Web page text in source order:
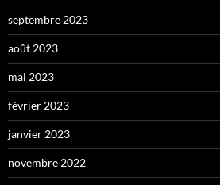
septembre 2023
août 2023
mai 2023
février 2023
janvier 2023
novembre 2022